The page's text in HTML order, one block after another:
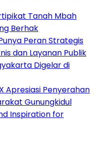
Tanah Mbah
Berhak
Peran Strategis
dan Layanan Publik
Digelar di
Apresiasi Penyerahan
Gunungkidul
Inspiration for